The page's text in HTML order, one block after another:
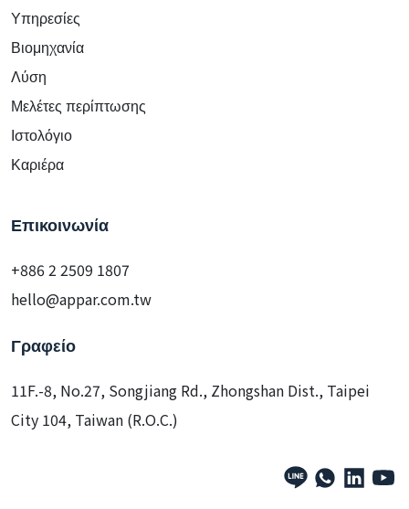
Υπηρεσίες
Βιομηχανία
Λύση
Μελέτες περίπτωσης
Ιστολόγιο
Καριέρα
Επικοινωνία
+886 2 2509 1807
hello@appar.com.tw
Γραφείο
11F.-8, No.27, Songjiang Rd., Zhongshan Dist., Taipei
City 104, Taiwan (R.O.C.)